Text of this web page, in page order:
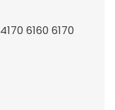
6160 6170